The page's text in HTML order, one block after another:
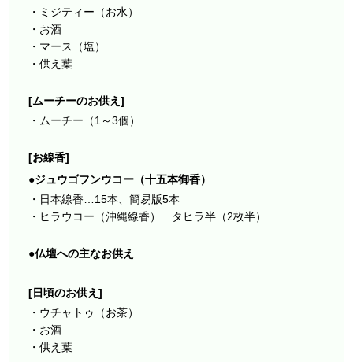
・ミジティー（お水）
・お酒
・マース（塩）
・供え葉
[ムーチーのお供え]
・ムーチー（1～3個）
[お線香]
●ジュウゴフンウコー（十五本御香）
・日本線香…15本、簡易版5本
・ヒラウコー（沖縄線香）…タヒラ半（2枚半）
●仏壇への主なお供え
[日頃のお供え]
・ウチャトゥ（お茶）
・お酒
・供え葉